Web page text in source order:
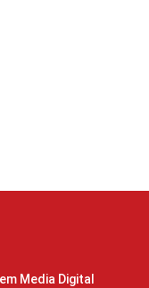
Media Digital